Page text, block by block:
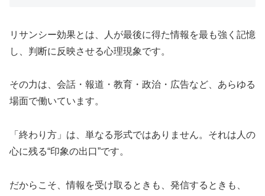
リサンシー効果とは、人が最後に得た情報を最も強く記憶
し、判断に反映させる心理現象です。
その力は、会話・報道・教育・政治・広告など、あらゆる
場面で働いています。
「終わり方」は、単なる形式ではありません。それは人の
心に残る“印象の出口”です。
だからこそ、情報を受け取るときも、発信するときも、